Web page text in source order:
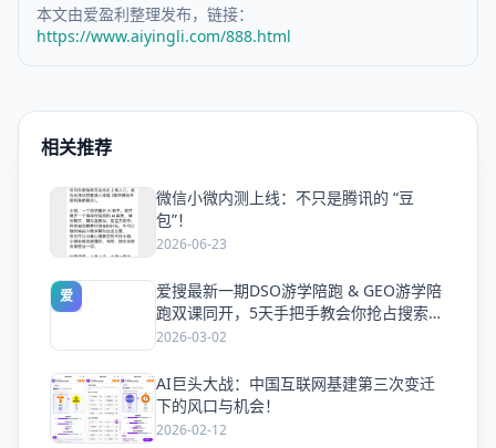
本文由爱盈利整理发布，链接：
https://www.aiyingli.com/888.html
相关推荐
爱
微信小微内测上线：不只是腾讯的 “豆
包”！
2026-06-23
爱
爱搜最新一期DSO游学陪跑 & GEO游学陪
跑双课同开，5天手把手教会你抢占搜索流
量
2026-03-02
爱
AI巨头大战：中国互联网基建第三次变迁
下的风口与机会！
2026-02-12